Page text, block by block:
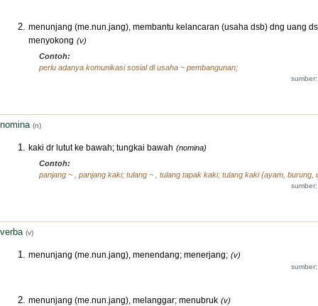
menunjang (me.nun.jang), membantu kelancaran (usaha dsb) dng uang
menyokong (v)
Contoh:
perlu adanya komunikasi sosial dl usaha ~ pembangunan;
nomina (n)
kaki dr lutut ke bawah; tungkai bawah (nomina)
Contoh:
panjang ~ , panjang kaki; tulang ~ , tulang tapak kaki; tulang kaki (ayam, burung,
verba (v)
menunjang (me.nun.jang), menendang; menerjang; (v)
menunjang (me.nun.jang), melanggar; menubruk (v)